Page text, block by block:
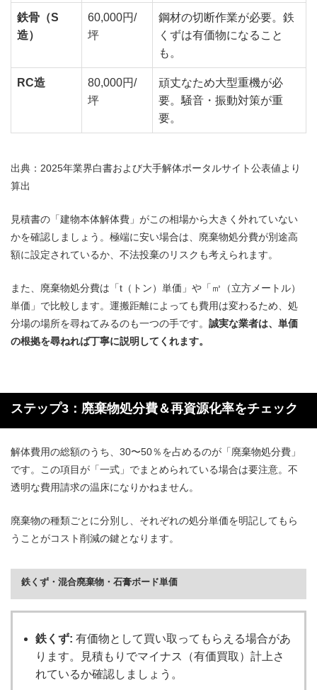
鉄骨（S
造）
60,000円/
坪
鋼材の切断作業が必要。鉄
くずは有価物になること
も。
RC造
80,000円/
坪
頑丈なため大型重機が必
要。騒音・振動対策が重
要。
出典：2025年業界白書および大手解体ポータルサイト公表値より
算出
見積書の「建物本体解体費」がこの相場から大きく外れていない
かを確認しましょう。極端に安い場合は、廃棄物処分費が別途高
額に設定されているか、不法投棄のリスクも考えられます。
また、廃棄物処分費は「t（トン）単価」や「㎥（立方メートル）
単価」で比較します。運搬距離によっても費用は変わるため、処
分場の場所を尋ねてみるのも一つの手です。 誠実な業者は、単価
の根拠を尋ねれば丁寧に説明してくれます。
ステップ3：廃棄物処分費＆再資源化率をチェック
解体費用の総額のうち、30〜50％を占めるのが「廃棄物処分費」
です。この項目が「一式」でまとめられている場合は要注意。不
透明な費用請求の温床になりかねません。
廃棄物の種類ごとに分別し、それぞれの処分単価を明記してもら
うことがコスト削減の鍵となります。
鉄くず・混合廃棄物・石膏ボード単価
鉄くず: 有価物として買い取ってもらえる場合があ
ります。見積もりでマイナス（有価買取）計上さ
れているか確認しましょう。